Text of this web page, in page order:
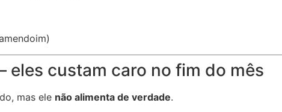
eles custam caro no fim do mês
mas ele não alimenta de verdade.